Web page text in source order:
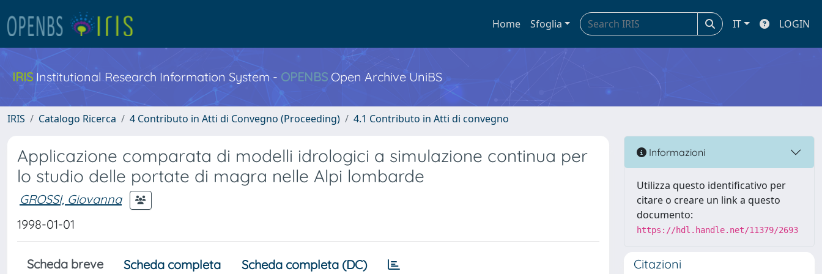
Home Sfoglia IT LOGIN
IRIS Institutional Research Information System - OPENBS Open Archive UniBS
IRIS Catalogo Ricerca 4 Contributo in Atti di Convegno (Proceeding) 4.1 Contributo in Atti di convegno
Applicazione comparata di modelli idrologici a simulazione continua per
lo studio delle portate di magra nelle Alpi lombarde
GROSSI, Giovanna
1998-01-01
Scheda breve Scheda completa Scheda completa (DC)
Informazioni
Utilizza questo identificativo per
citare o creare un link a questo
documento:
https://hdl.handle.net/11379/2693
Citazioni